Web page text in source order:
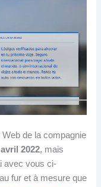
de la compagnie
2022, mais
avec vous ci-
fur et à mesure que